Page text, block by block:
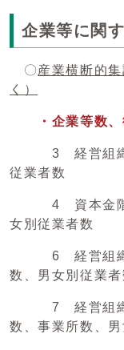
企業等に関
〇産業横断的集
く）
・企業等数
3 経営組織別
従業者数
4 資本金階級
女別従業者数
6 経営組織、
数、男女別従業
7 経営組織、
数、事業所数、